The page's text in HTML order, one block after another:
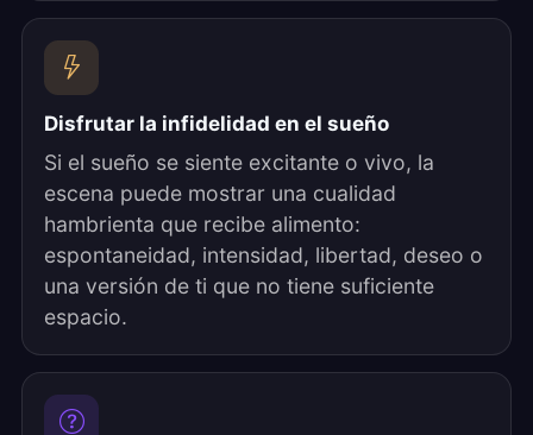
Disfrutar la infidelidad en el sueño
Si el sueño se siente excitante o vivo, la
escena puede mostrar una cualidad
hambrienta que recibe alimento:
espontaneidad, intensidad, libertad, deseo o
una versión de ti que no tiene suficiente
espacio.